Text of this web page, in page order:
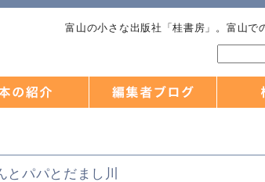
富山の小さな出版社「桂書房」。富山
とパパとだまし川